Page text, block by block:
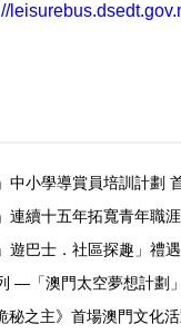
中小學導賞員培訓計劃
連續十五年拓寬青年職
遊巴士．社區探趣」禮
—「澳門太空夢想計劃
秘之主》首場澳門文化